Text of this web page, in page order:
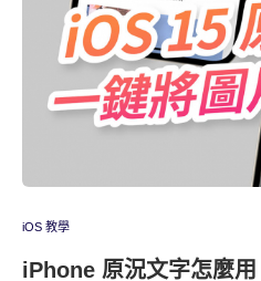
iOS 教學
iPhone 原況文字怎麼